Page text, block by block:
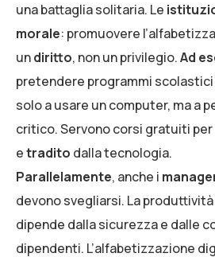
una battaglia solitaria. Le
morale: promuovere
undiritto, non un privilegio.Ad
pretendere programmi
solo a usare un computer, ma a
critico. Servono corsi gratuiti
etradito dalla tecnologia.
Parallelamente, anche i
devono svegliarsi. La produttività
dipende dalla sicurezza e dalle
dipendenti. L’alfabetizzazione